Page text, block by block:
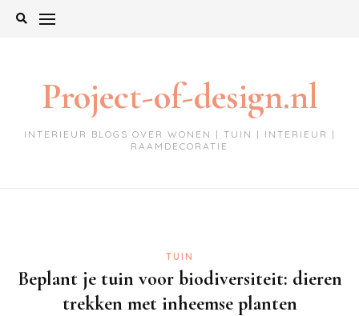
Project-of-design.nl
INTERIEUR BLOGS OVER WONEN | TUIN | INTERIEUR |
RAAMDECORATIE
TUIN
Beplant je tuin voor biodiversiteit: dieren
trekken met inheemse planten